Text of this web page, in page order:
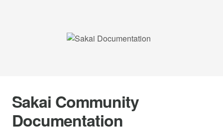
Sakai Community
Documentation